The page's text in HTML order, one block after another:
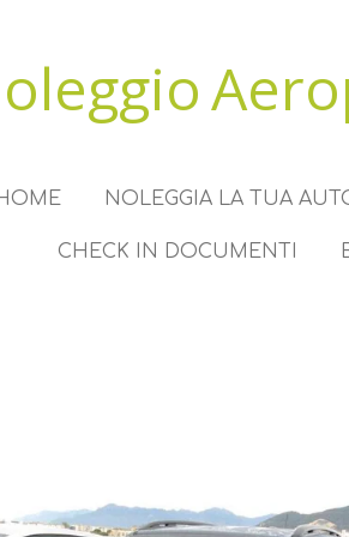
NOLEGGIA LA TUA
CHECK IN DOCUMENTI